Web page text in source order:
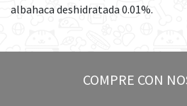
albahaca deshidratada 0.01%.
COMPRE CON